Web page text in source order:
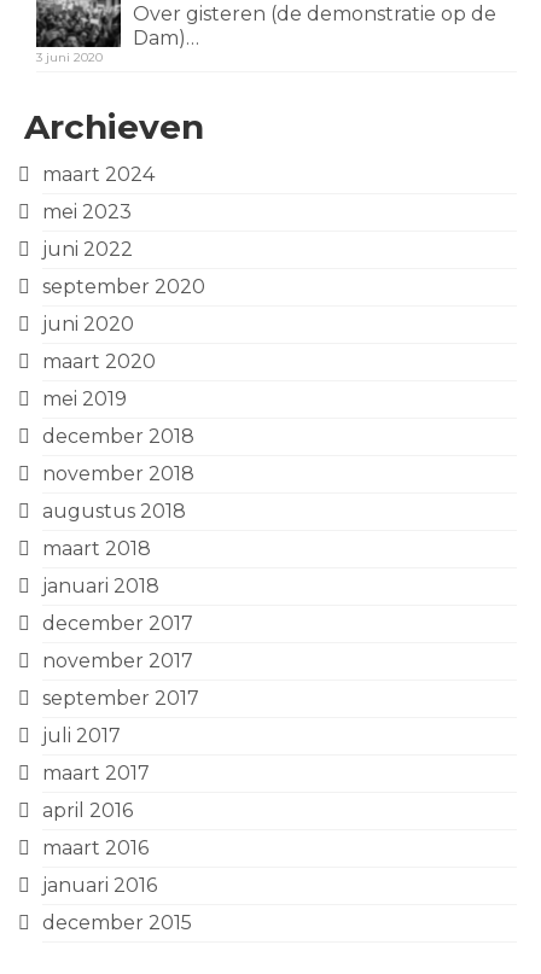
Over gisteren (de demonstratie op de
Dam)…
3 juni 2020
Archieven
maart 2024
mei 2023
juni 2022
september 2020
juni 2020
maart 2020
mei 2019
december 2018
november 2018
augustus 2018
maart 2018
januari 2018
december 2017
november 2017
september 2017
juli 2017
maart 2017
april 2016
maart 2016
januari 2016
december 2015